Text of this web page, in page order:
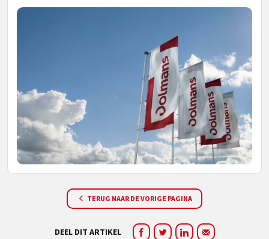
TERUG NAAR DE VORIGE PAGINA
DEEL DIT ARTIKEL